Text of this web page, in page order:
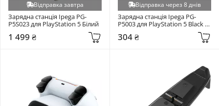
Відправка завтра
Зарядна станція Ipega PG-
P5S023 для PlayStation 5 Білий
1 499 ₴
Відправка через 8 днів
Зарядна станція Ipega PG-
P5003 для PlayStation 5 Black
304 ₴